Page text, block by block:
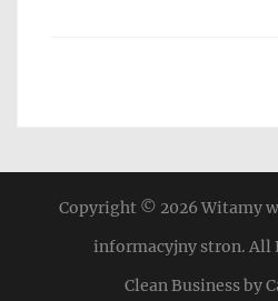
Copyright © 2026Witamy
informacyjny stron. All
Clean Business by